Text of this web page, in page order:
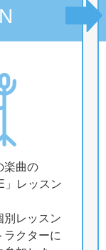
楽曲の
」レッスン
別レッスン
ラクターに